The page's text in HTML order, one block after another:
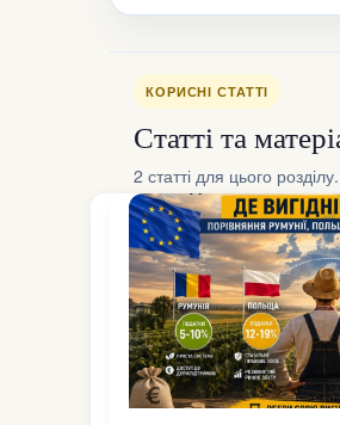
КОРИСНІ СТАТТІ
Статті та
2 статті для цього